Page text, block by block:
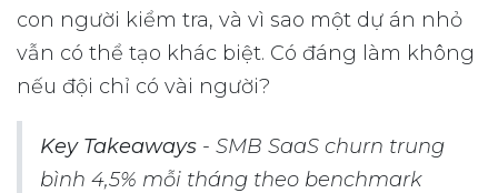
con người kiểm tra, và vì sao một dự án nhỏ
vẫn có thể tạo khác biệt. Có đáng làm không
nếu đội chỉ có vài người?
Key Takeaways - SMB SaaS churn trung
bình 4,5% mỗi tháng theo benchmark